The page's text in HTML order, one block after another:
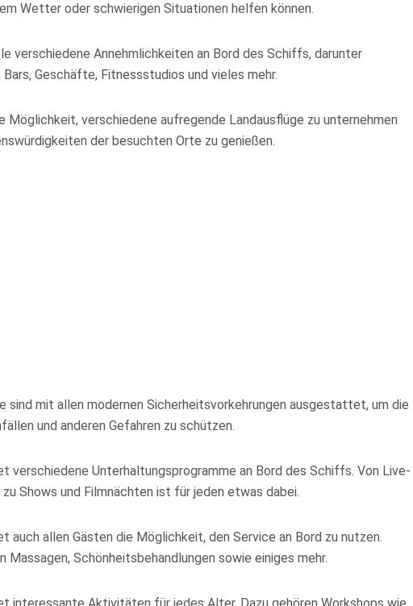
Wetter oder schwierigen Situationen helfen können.
verschiedene Annehmlichkeiten an Bord des Schiffs, darunter
Bars, Geschäfte, Fitnessstudios und vieles mehr.
Möglichkeit, verschiedene aufregende Landausflüge zu unternehmen
der besuchten Orte zu genießen.
sind mit allen modernen Sicherheitsvorkehrungen ausgestattet, um die
und anderen Gefahren zu schützen.
verschiedene Unterhaltungsprogramme an Bord des Schiffs. Von Live-
zu Shows und Filmnächten ist für jeden etwas dabei.
auch allen Gästen die Möglichkeit, den Service an Bord zu nutzen.
Massagen, Schönheitsbehandlungen sowie einiges mehr.